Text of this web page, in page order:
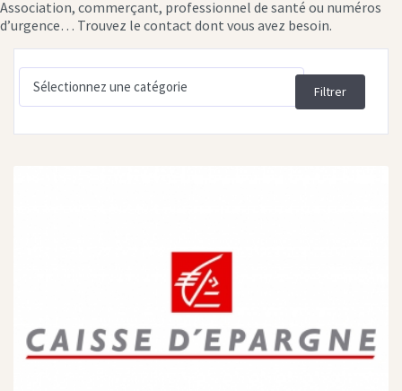
Association, commerçant, professionnel de santé ou numéros
d’urgence… Trouvez le contact dont vous avez besoin.
Filtrer